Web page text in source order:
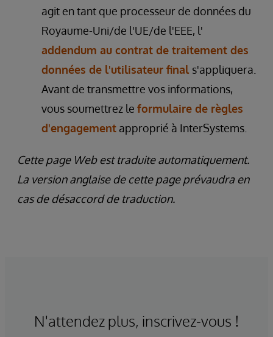
agit en tant que processeur de données du
Royaume-Uni/de l'UE/de l'EEE, l'
addendum au contrat de traitement des
données de l'utilisateur final s'appliquera.
Avant de transmettre vos informations,
vous soumettrez le formulaire de règles
d'engagement approprié à InterSystems.
Cette page Web est traduite automatiquement.
La version anglaise de cette page prévaudra en
cas de désaccord de traduction.
N'attendez plus, inscrivez-vous !